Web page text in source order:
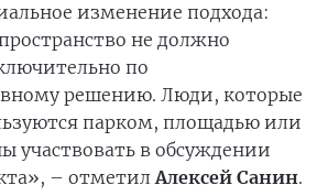
изменение подхода:
не должно
по
решению. Люди, которые
парком, площадью или
участвовать в обсуждении
– отметилАлексей Санин.